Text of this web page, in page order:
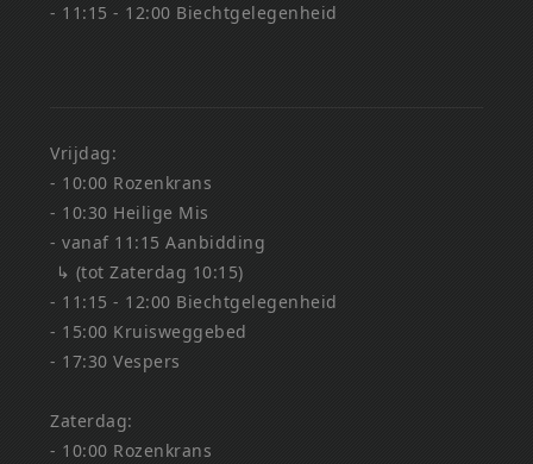
- 11:15 - 12:00 Biechtgelegenheid
Vrijdag:
- 10:00 Rozenkrans
- 10:30 Heilige Mis
- vanaf 11:15 Aanbidding
↳ (tot Zaterdag 10:15)
- 11:15 - 12:00 Biechtgelegenheid
- 15:00 Kruisweggebed
- 17:30 Vespers
Zaterdag:
- 10:00 Rozenkrans